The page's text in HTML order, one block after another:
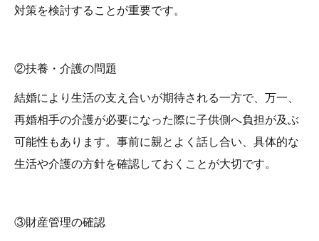
対策を検討することが重要です。
②扶養・介護の問題
結婚により生活の支え合いが期待される一方で、万一、
再婚相手の介護が必要になった際に子供側へ負担が及ぶ
可能性もあります。事前に親とよく話し合い、具体的な
生活や介護の方針を確認しておくことが大切です。
③財産管理の確認